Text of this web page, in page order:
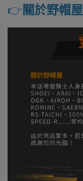
👉️ 關於野帽屋